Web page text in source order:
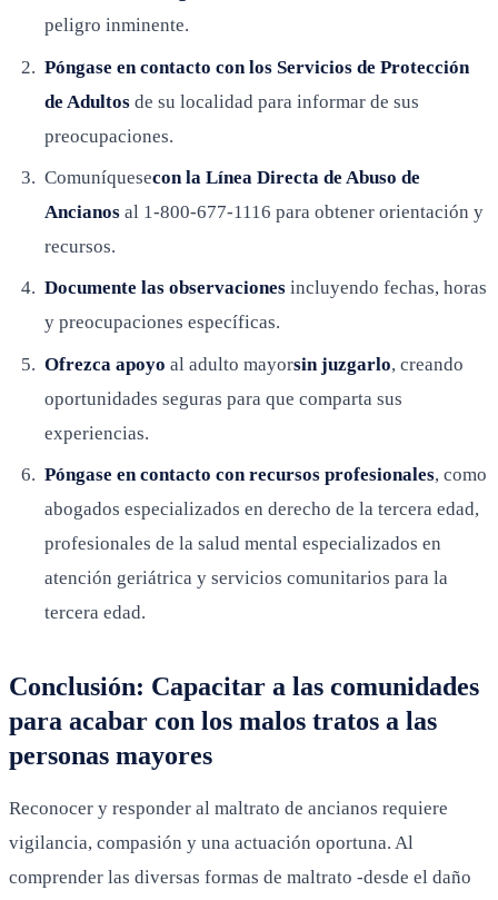
peligro inminente.
Póngase en contacto con los Servicios de Protección
de Adultos de su localidad para informar de sus
preocupaciones.
Comuníquesecon la Línea Directa de Abuso de
Ancianos al 1-800-677-1116 para obtener orientación y
recursos.
Documente las observaciones incluyendo fechas, horas
y preocupaciones específicas.
Ofrezca apoyo al adulto mayorsin juzgarlo, creando
oportunidades seguras para que comparta sus
experiencias.
Póngase en contacto con recursos profesionales, como
abogados especializados en derecho de la tercera edad,
profesionales de la salud mental especializados en
atención geriátrica y servicios comunitarios para la
tercera edad.
Conclusión: Capacitar a las comunidades
para acabar con los malos tratos a las
personas mayores
Reconocer y responder al maltrato de ancianos requiere
vigilancia, compasión y una actuación oportuna. Al
comprender las diversas formas de maltrato -desde el daño